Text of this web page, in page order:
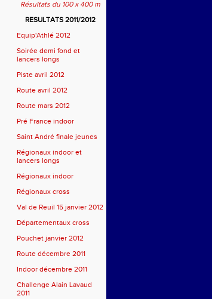
Résultats du 100 x 400 m
RESULTATS 2011/2012
Equip'Athlé 2012
Soirée demi fond et
lancers longs
Piste avril 2012
Route avril 2012
Route mars 2012
Pré France indoor
Saint André finale jeunes
Régionaux indoor et
lancers longs
Régionaux indoor
Régionaux cross
Val de Reuil 15 janvier 2012
Départementaux cross
Pouchet janvier 2012
Route décembre 2011
Indoor décembre 2011
Challenge Alain Lavaud
2011